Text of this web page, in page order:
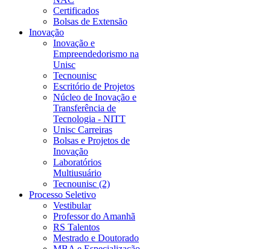
Certificados
Bolsas de Extensão
Inovação
Inovação e
Empreendedorismo na
Unisc
Tecnounisc
Escritório de Projetos
Núcleo de Inovação e
Transferência de
Tecnologia - NITT
Unisc Carreiras
Bolsas e Projetos de
Inovação
Laboratórios
Multiusuário
Tecnounisc (2)
Processo Seletivo
Vestibular
Professor do Amanhã
RS Talentos
Mestrado e Doutorado